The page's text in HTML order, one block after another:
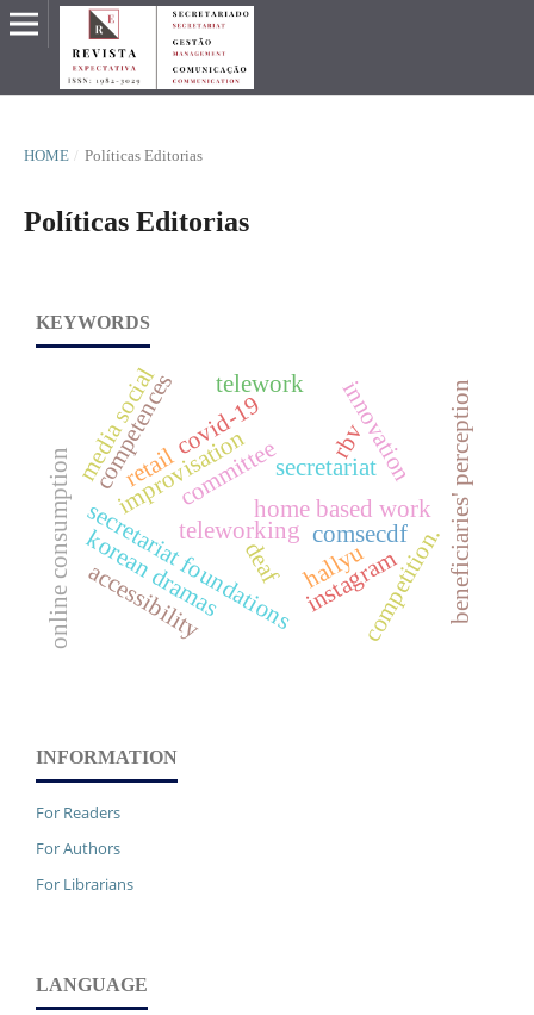
HOME / Políticas Editorias
Políticas Editorias
KEYWORDS
teleworking
home based work
secretariat
secretariat foundations
innovation beneficiaries' perception
committee
comsecdf
improvisation
competencescovid-19
online consumption retail
hallyu
korean dramas deaf
accessibility instagram
rbv
media social
competition.
telework
INFORMATION
For Readers
For Authors
For Librarians
LANGUAGE